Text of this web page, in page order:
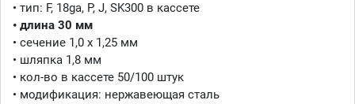
• тип: F, 18ga, P, J, SK300 в кассете
• длина 30 мм
• сечение 1,0 x 1,25 мм
• шляпка 1,8 мм
• кол-во в кассете 50/100 штук
• модификация: нержавеющая сталь